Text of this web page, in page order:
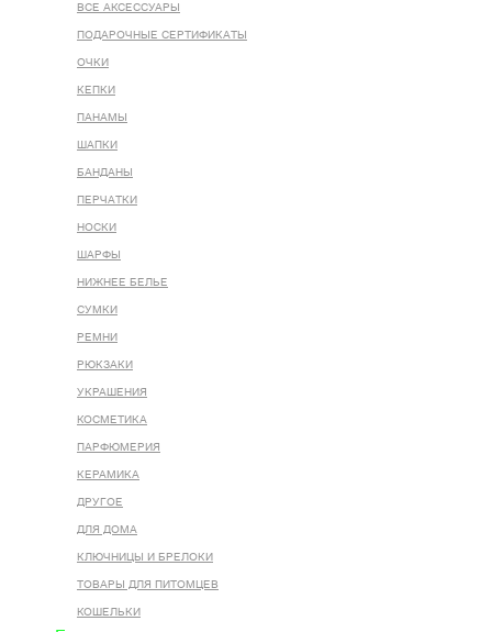
ВСЕ AКСЕССУАРЫ
ПОДАРОЧНЫЕ СЕРТИФИКАТЫ
ОЧКИ
КЕПКИ
ПАНАМЫ
ШАПКИ
БАНДАНЫ
ПЕРЧАТКИ
НОСКИ
ШАРФЫ
НИЖНЕЕ БЕЛЬЕ
СУМКИ
РЕМНИ
РЮКЗАКИ
УКРАШЕНИЯ
КОСМЕТИКА
ПАРФЮМЕРИЯ
КЕРАМИКА
ДРУГОЕ
ДЛЯ ДОМА
КЛЮЧНИЦЫ И БРЕЛОКИ
ТОВАРЫ ДЛЯ ПИТОМЦЕВ
КОШЕЛЬКИ